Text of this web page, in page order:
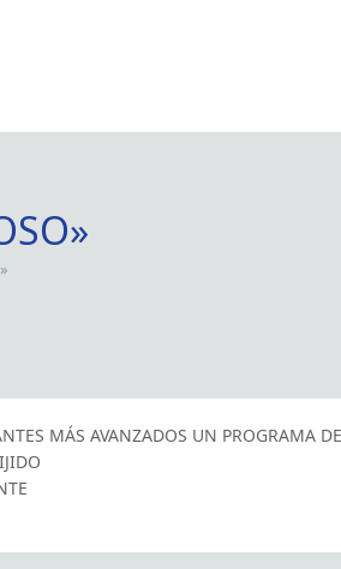
MÁS AVANZADOS UN PROGRAMA